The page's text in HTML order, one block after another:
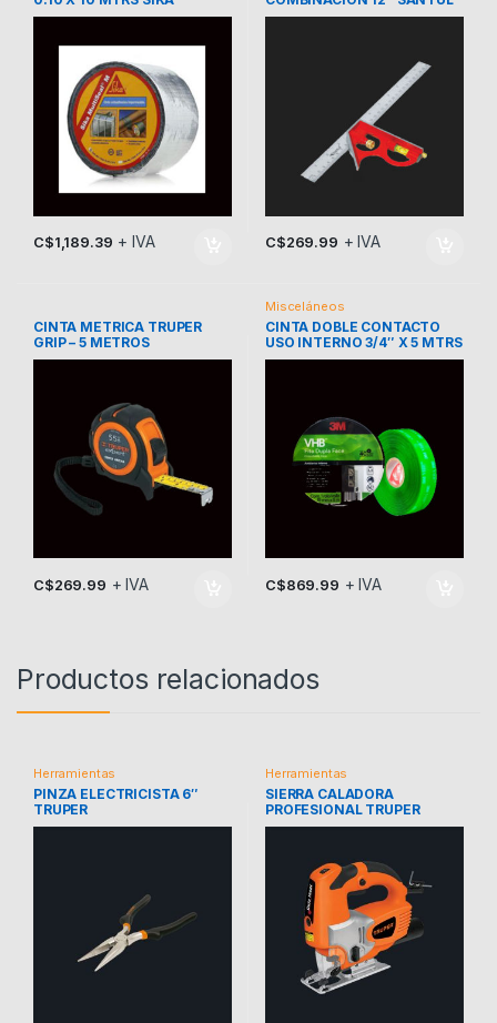
C$1,189.39 + IVA
7194
C$269.99 + IVA
CINTA METRICA TRUPER
GRIP – 5 METROS
C$269.99 + IVA
Misceláneos
CINTA DOBLE CONTACTO
USO INTERNO 3/4″ X 5 MTRS
3M
C$869.99 + IVA
Productos relacionados
Herramientas
PINZA ELECTRICISTA 6″
TRUPER
Herramientas
SIERRA CALADORA
PROFESIONAL TRUPER